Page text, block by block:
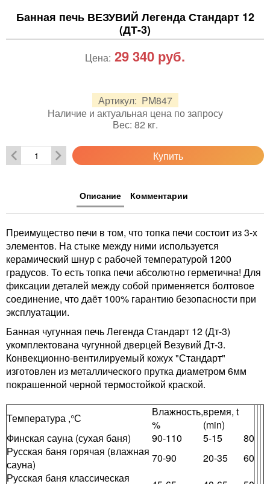
Банная печь ВЕЗУВИЙ Легенда Стандарт 12
(ДТ-3)
Артикул: PM847
Наличие и актуальная цена по запросу
Вес: 82 кг.
Цена: 29 340 руб.
Купить
Описание Комментарии
Преимущество печи в том, что топка печи состоит из 3-х
элементов. На стыке между ними используется
керамический шнур с рабочей температурой 1200
градусов. То есть топка печи абсолютно герметична! Для
фиксации деталей между собой применяется болтовое
соединение, что даёт 100% гарантию безопасности при
эксплуатации.
Банная чугунная печь Легенда Стандарт 12 (Дт-3)
укомплектована чугунной дверцей Везувий Дт-3.
Конвекционно-вентилируемый кожух "Стандарт"
изготовлен из металлического прутка диаметром 6мм
покрашенной черной термостойкой краской.
Температура ,°С
Влажность,
%
время, t
(min)
Финская сауна (сухая баня)
90-110 5-15
80
Русская баня горячая (влажная
сауна)
70-90 20-35
60
Русская баня классическая